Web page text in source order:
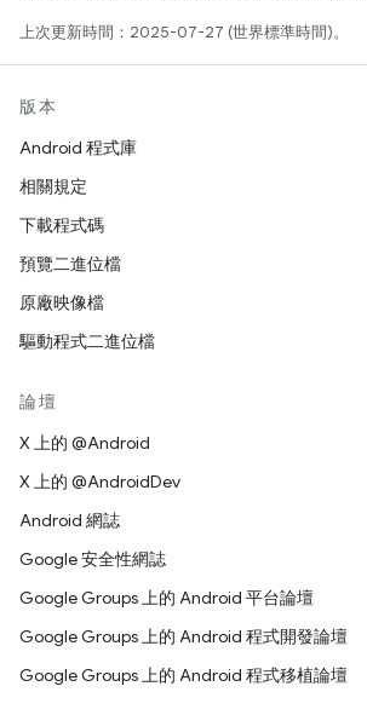
上次更新時間：2025-07-27 (世界標準時間)。
版本
Android 程式庫
相關規定
下載程式碼
預覽二進位檔
原廠映像檔
驅動程式二進位檔
論壇
X 上的 @Android
X 上的 @AndroidDev
Android 網誌
Google 安全性網誌
Google Groups 上的 Android 平台論壇
Google Groups 上的 Android 程式開發論壇
Google Groups 上的 Android 程式移植論壇